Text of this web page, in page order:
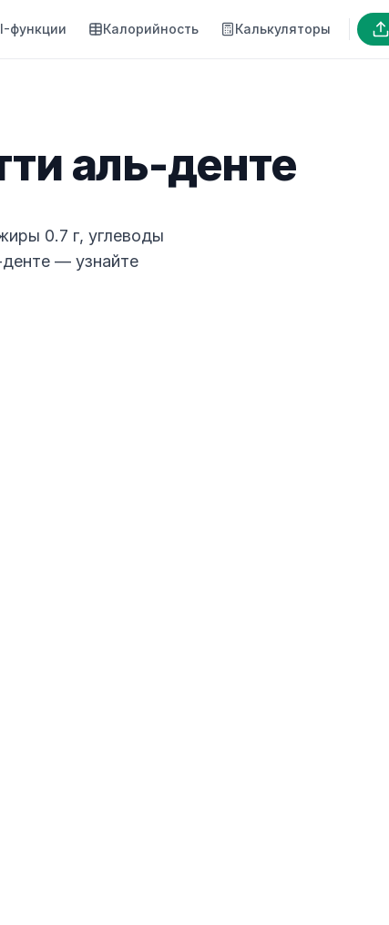
функции Калорийность Калькуляторы
аль-денте
0.7 г, углеводы
денте — узнайте